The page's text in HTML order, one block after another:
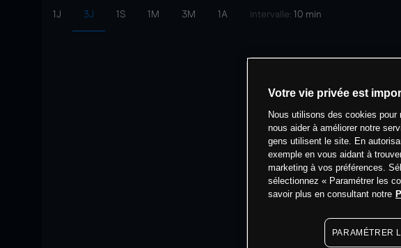
1J 3J 1S 1M 3M 1A intervalle: 10 min
Votre vie privée est
Nous utilisons des cookies
nous aider à améliorer notre
gens utilisent le site. En
exemple en vous aidant à
marketing à vos préférences.
sélectionnez « Paramétrer les
savoir plus en consultant notre
PARAMÉTRER